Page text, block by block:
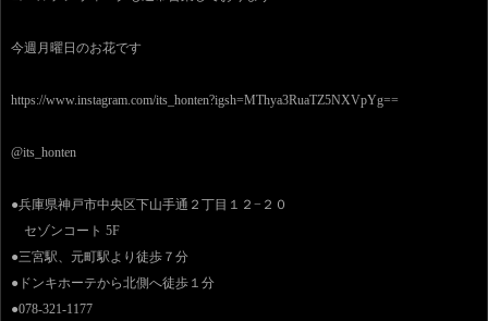
今週月曜日のお花です
https://www.instagram.com/its_honten?igsh=MThya3RuaTZ5NXVpYg==
@its_honten
●兵庫県神戸市中央区下山手通２丁目１２−２０
セゾンコート 5F
●三宮駅、元町駅より徒歩７分
●ドンキホーテから北側へ徒歩１分
●078-321-1177